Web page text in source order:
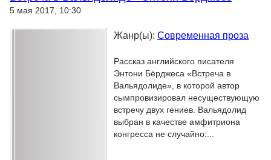
5 мая 2017, 10:30
Жанр(ы): Современная проза
Рассказ английского писателя
Энтони Бёрджеса «Встреча в
Вальядолиде», в которой автор
сымпровизировал несуществующую
встречу двух гениев. Вальядолид
выбран в качестве амфитриона
конгресса не случайно:...